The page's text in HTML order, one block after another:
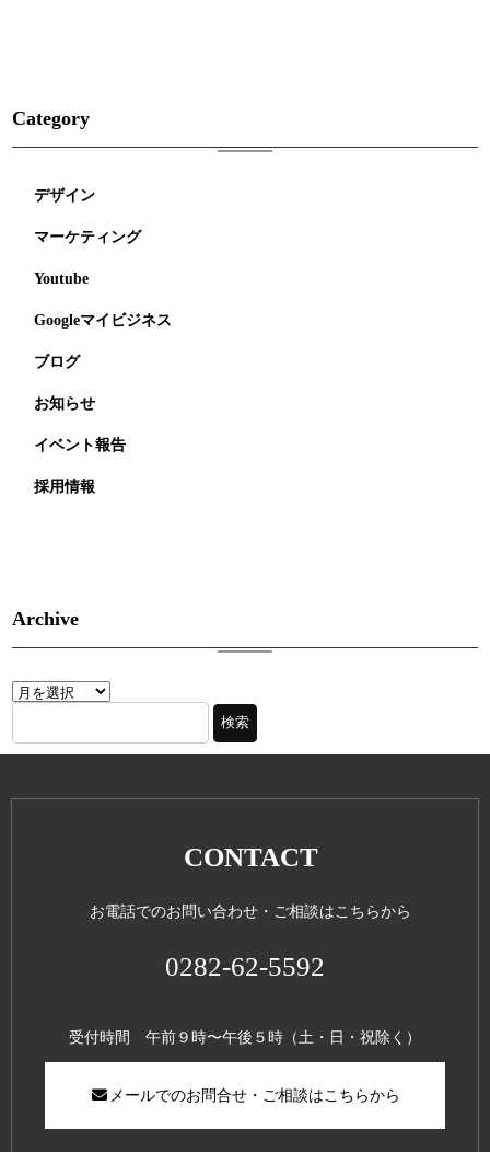
Category
デザイン
マーケティング
Youtube
Googleマイビジネス
ブログ
お知らせ
イベント報告
採用情報
Archive
CONTACT
お電話でのお問い合わせ・ご相談はこちらから
0282-62-5592
受付時間 午前９時〜午後５時（土・日・祝除く）
メールでのお問合せ・ご相談はこちらから